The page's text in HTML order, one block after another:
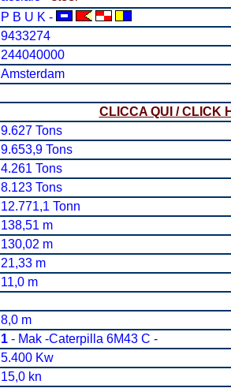
P B U K -
9433274
244040000
Amsterdam
CLICCA QUI / CLICK
9.627 Tons
9.653,9 Tons
4.261 Tons
8.123 Tons
12.771,1 Tonn
138,51 m
130,02 m
21,33 m
11,0 m
8,0 m
1- Mak -Caterpilla 6M43 C -
5.400 Kw
15,0 kn